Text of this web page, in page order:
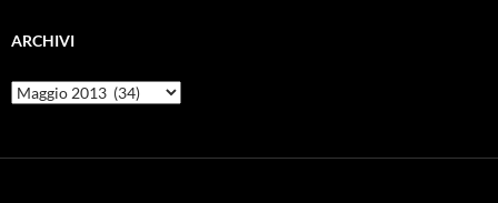
ARCHIVI
Archivi